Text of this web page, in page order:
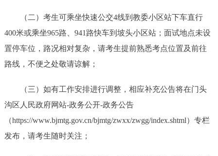
（二）考生可乘坐快速公交4线到教委小区站下车直行
400米或乘坐965路、941路快车到坡头小区站；面试地点未设
置停车位，路况相对复杂，请考生提前熟悉考点位置及前往
路线，不便之处敬请谅解；
（三）如有工作安排进行调整，相应补充公告将在门头
沟区人民政府网站-政务公开-政务公告
（https://www.bjmtg.gov.cn/bjmtg/zwxx/zwgg/index.shtml）专栏
发布，请考生随时关注；